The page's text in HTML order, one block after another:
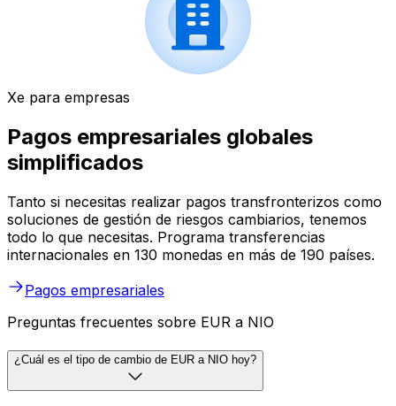
Xe para empresas
Pagos empresariales globales
simplificados
Tanto si necesitas realizar pagos transfronterizos como
soluciones de gestión de riesgos cambiarios, tenemos
todo lo que necesitas. Programa transferencias
internacionales en 130 monedas en más de 190 países.
Pagos empresariales
Preguntas frecuentes sobre EUR a NIO
¿Cuál es el tipo de cambio de EUR a NIO hoy?